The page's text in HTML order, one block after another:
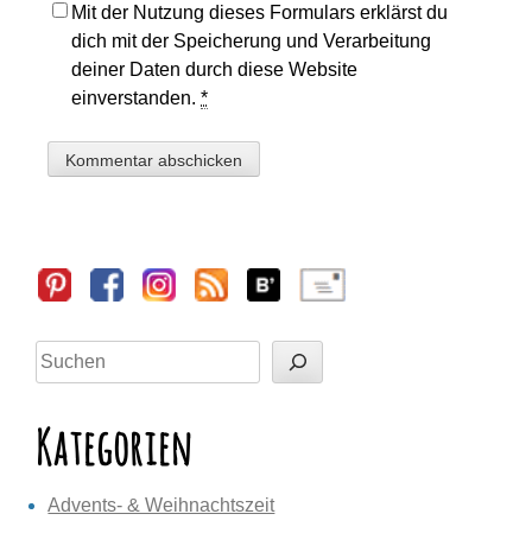
Mit der Nutzung dieses Formulars erklärst du
dich mit der Speicherung und Verarbeitung
deiner Daten durch diese Website
einverstanden.*
Sidebar
Suchen
Kategorien
Advents- & Weihnachtszeit